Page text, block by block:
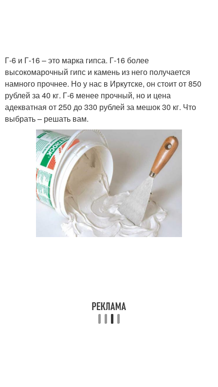
Г-6 и Г-16 – это марка гипса. Г-16 более
высокомарочный гипс и камень из него получается
намного прочнее. Но у нас в Иркутске, он стоит от 850
рублей за 40 кг. Г-6 менее прочный, но и цена
адекватная от 250 до 330 рублей за мешок 30 кг. Что
выбрать – решать вам.